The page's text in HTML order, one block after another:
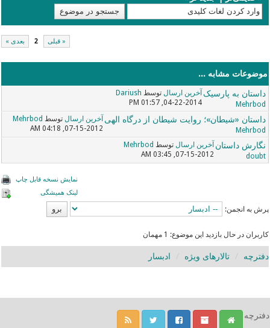
« قبلی 2 بعدی »
موضوعات مشابه ...
داستان به پارسیک
Mehrbod
آخرین ارسال توسط Dariush
04-22-2014, 01:57 PM
داستان «شیطان»؛ روایت شیطان از درگاه الهی
Mehrbod
آخرین ارسال توسط Mehrbod
07-15-2012, 04:18 AM
نگارش داستان
doubt
آخرین ارسال توسط Mehrbod
07-15-2012, 03:45 AM
نمایش نسخه قابل چاپ
لینک همیشگی
پرش به انجمن:
کاربران در حال بازدید این موضوع: 1 مهمان
دفترچه تالارهای ویژه ادبسار
دفترچه